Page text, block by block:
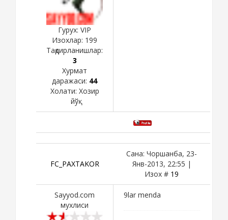
Гурух: VIP
Изохлар: 199
Тақдирланишлар:
3
Хурмат
даражаси: 44
Холати: Хозир
йўқ
FC_PAXTAKOR
Сана: Чоршанба, 23-
Янв-2013, 22:55 |
Изох # 19
Sayyod.com
мухлиси
9lar menda